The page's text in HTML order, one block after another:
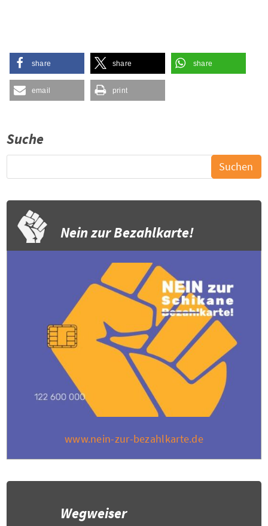
share share share
email print
Suche
Nein zur Bezahlkarte!
www.nein-zur-bezahlkarte.de
Wegweiser